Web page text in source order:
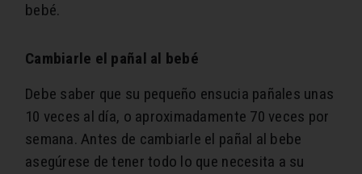
bebé.
Cambiarle el pañal al bebé
Debe saber que su pequeño ensucia pañales unas
10 veces al día, o aproximadamente 70 veces por
semana. Antes de cambiarle el pañal al bebe
asegúrese de tener todo lo que necesita a su